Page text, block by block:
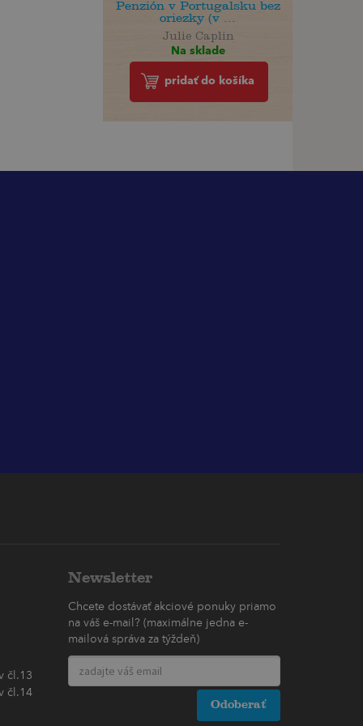
Penzión v Portugalsku bez
oriezky (v ...
Julie Caplin
Na sklade
pridať do košíka
čl.13
čl.14
Newsletter
Chcete dostávať akciové ponuky priamo
na váš e-mail? (maximálne jedna e-
mailová správa za týždeň)
Odoberať